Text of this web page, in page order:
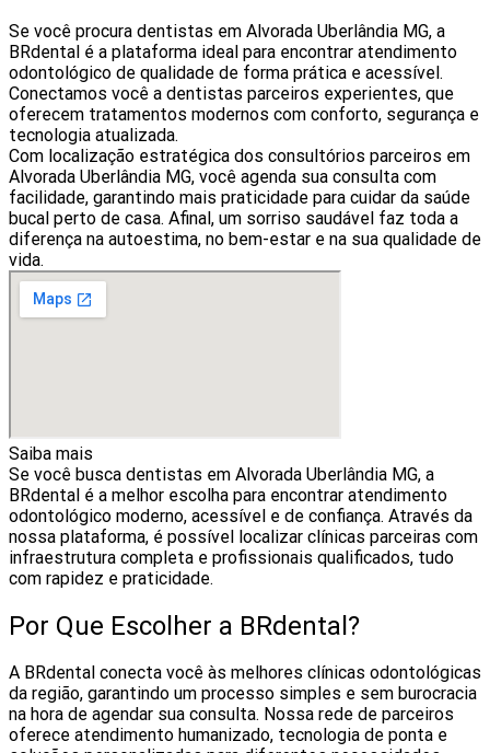
Se você procura dentistas em Alvorada Uberlândia MG, a
BRdental é a plataforma ideal para encontrar atendimento
odontológico de qualidade de forma prática e acessível.
Conectamos você a dentistas parceiros experientes, que
oferecem tratamentos modernos com conforto, segurança e
tecnologia atualizada.
Com localização estratégica dos consultórios parceiros em
Alvorada Uberlândia MG, você agenda sua consulta com
facilidade, garantindo mais praticidade para cuidar da saúde
bucal perto de casa. Afinal, um sorriso saudável faz toda a
diferença na autoestima, no bem-estar e na sua qualidade de
vida.
Saiba mais
Se você busca dentistas em Alvorada Uberlândia MG, a
BRdental é a melhor escolha para encontrar atendimento
odontológico moderno, acessível e de confiança. Através da
nossa plataforma, é possível localizar clínicas parceiras com
infraestrutura completa e profissionais qualificados, tudo
com rapidez e praticidade.
Por Que Escolher a BRdental?
A BRdental conecta você às melhores clínicas odontológicas
da região, garantindo um processo simples e sem burocracia
na hora de agendar sua consulta. Nossa rede de parceiros
oferece atendimento humanizado, tecnologia de ponta e